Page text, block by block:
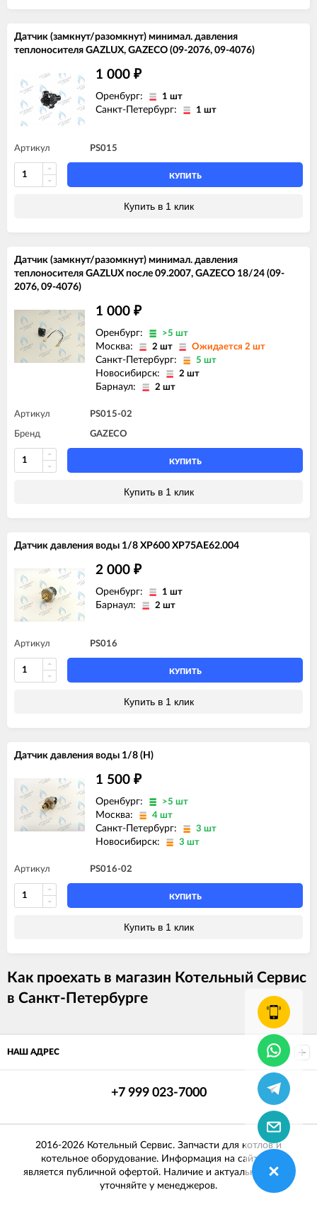
Датчик (замкнут/разомкнут) минимал. давления
теплоносителя GAZLUX, GAZECO (09-2076, 09-4076)
1 000 ₽
Оренбург: 1 шт
Санкт-Петербург: 1 шт
Артикул PS015
КУПИТЬ
Купить в 1 клик
Датчик (замкнут/разомкнут) минимал. давления
теплоносителя GAZLUX после 09.2007, GAZECO 18/24 (09-
2076, 09-4076)
1 000 ₽
Оренбург: >5 шт
Москва: 2 шт Ожидается 2 шт
Санкт-Петербург: 5 шт
Новосибирск: 2 шт
Барнаул: 2 шт
Артикул PS015-02
Бренд GAZECO
КУПИТЬ
Купить в 1 клик
Датчик давления воды 1/8 XP600 XP75AE62.004
2 000 ₽
Оренбург: 1 шт
Барнаул: 2 шт
Артикул PS016
КУПИТЬ
Купить в 1 клик
Датчик давления воды 1/8 (H)
1 500 ₽
Оренбург: >5 шт
Москва: 4 шт
Санкт-Петербург: 3 шт
Новосибирск: 3 шт
Артикул PS016-02
КУПИТЬ
Купить в 1 клик
Как проехать в магазин Котельный Сервис
в Санкт-Петербурге
НАШ АДРЕС
+7 999 023-7000
2016-2026 Котельный Сервис. Запчасти для котлов и
котельное оборудование. Информация на сайте не
является публичной офертой. Наличие и актуальные цены
уточняйте у менеджеров.